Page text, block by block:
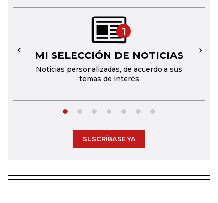
1
MI SELECCIÓN DE NOTICIAS
Noticias personalizadas, de acuerdo a sus
temas de interés
← →
SUSCRÍBASE YA